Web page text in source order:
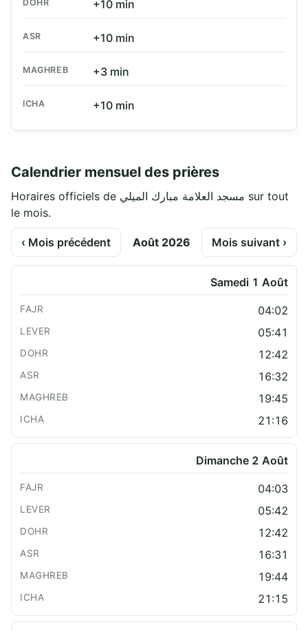
DOHR +10 min
ASR +10 min
MAGHREB +3 min
ICHA +10 min
Calendrier mensuel des prières
Horaires officiels de مسجد العلامة مبارك الميلي sur tout
le mois.
‹ Mois précédent Août 2026 Mois suivant ›
Samedi 1 Août
04:02
05:41
12:42
16:32
19:45
21:16
Dimanche 2 Août
04:03
05:42
12:42
16:31
19:44
21:15